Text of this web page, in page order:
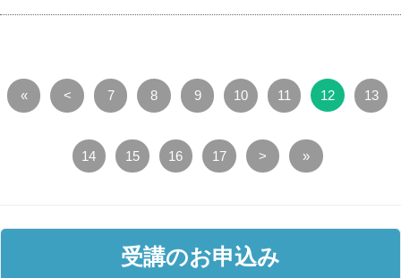
« < 7 8 9 10 11 12 13
14 15 16 17 > »
受講のお申込み